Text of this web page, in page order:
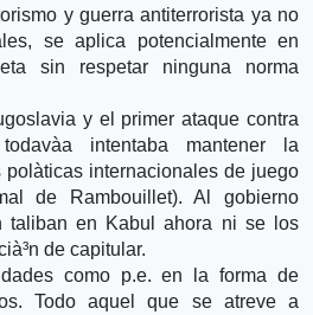
y guerra antiterrorista ya no
se aplica potencialmente en
sin respetar ninguna norma
y el primer ataque contra
intentaba mantener la
internacionales de juego
de Rambouillet). Al gobierno
taliban en Kabul ahora ni se los
de capitular.
como p.e. en la forma de
Todo aquel que se atreve a